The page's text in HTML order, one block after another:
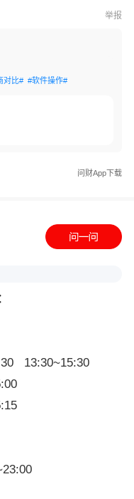
举报
对比# #软件操作#
问财App下载
13:30~15:30